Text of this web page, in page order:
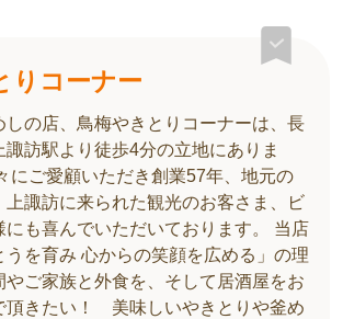
りコーナー
しの店、鳥梅やきとりコーナーは、長
諏訪駅より徒歩4分の立地にありま
にご愛顧いただき創業57年、地元の
上諏訪に来られた観光のお客さま、ビ
にも喜んでいただいております。 当店
うを育み 心からの笑顔を広める」の理
やご家族と外食を、そして居酒屋をお
頂きたい！ 美味しいやきとりや釜め